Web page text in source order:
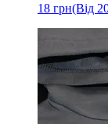
18 грн(Від